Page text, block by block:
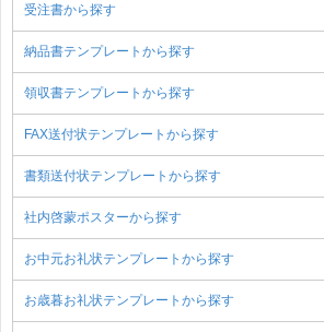
受注書から探す
納品書テンプレートから探す
領収書テンプレートから探す
FAX送付状テンプレートから探す
書類送付状テンプレートから探す
社内啓蒙ポスターから探す
お中元お礼状テンプレートから探す
お歳暮お礼状テンプレートから探す